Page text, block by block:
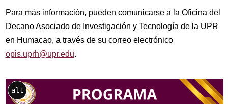
Para más información, pueden comunicarse a la Oficina del
Decano Asociado de Investigación y Tecnología de la UPR
en Humacao, a través de su correo electrónico
opis.uprh@upr.edu.
alt